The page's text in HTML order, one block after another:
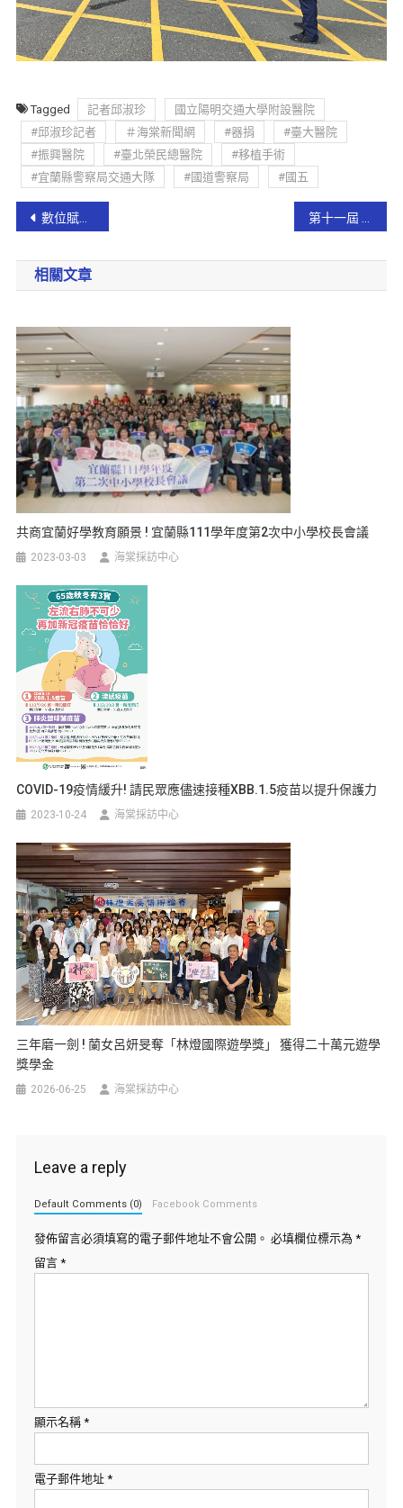
Tagged 記者邱淑珍
國立陽明交通大學附設醫院
#邱淑珍記者
＃海棠新聞網 #器捐
#臺大醫院
#振興醫院
#臺北榮民總醫院
#移植手術
#宜蘭縣警察局交通大隊
#國道警察局 #國五
數位賦能新世代！員山DOC學員登台獻唱歌仔戲 驚豔宜蘭社造成果展
相關文章
共商宜蘭好學教育願景 ! 宜蘭縣111學年度第2次中小學校長會議
2023-03-03 海棠採訪中心
COVID-19疫情緩升! 請民眾應儘速接種XBB.1.5疫苗以提升保護力
2023-10-24 海棠採訪中心
三年磨一劍 ! 蘭女呂妍旻奪「林燈國際遊學獎」 獲得二十萬元遊學
獎學金
2026-06-25 海棠採訪中心
Leave a reply
Default Comments (0) Facebook Comments
發佈留言必須填寫的電子郵件地址不會公開。 必填欄位標示為 *
留言 *
顯示名稱 *
電子郵件地址 *